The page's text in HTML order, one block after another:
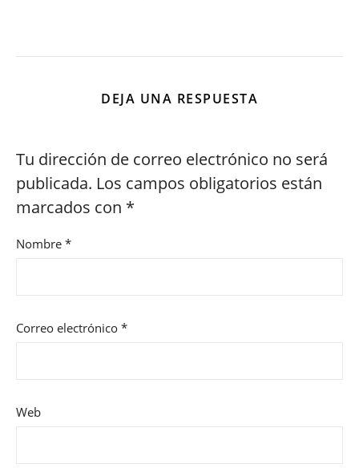
DEJA UNA RESPUESTA
Tu dirección de correo electrónico no será
publicada. Los campos obligatorios están
marcados con *
Nombre *
Correo electrónico *
Web